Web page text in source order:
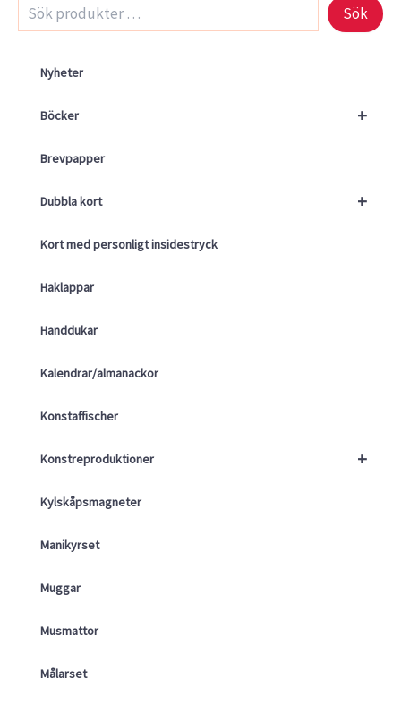
Sök
Nyheter
+
Böcker
Brevpapper
+
Dubbla kort
Kort med personligt insidestryck
Haklappar
Handdukar
Kalendrar/almanackor
Konstaffischer
+
Konstreproduktioner
Kylskåpsmagneter
Manikyrset
Muggar
Musmattor
Målarset